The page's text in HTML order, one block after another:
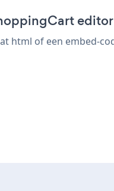
editor
html of een embed-